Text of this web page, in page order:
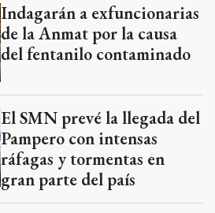
Indagarán a exfuncionarias
de la Anmat por la causa
del fentanilo contaminado
El SMN prevé la llegada del
Pampero con intensas
ráfagas y tormentas en
gran parte del país